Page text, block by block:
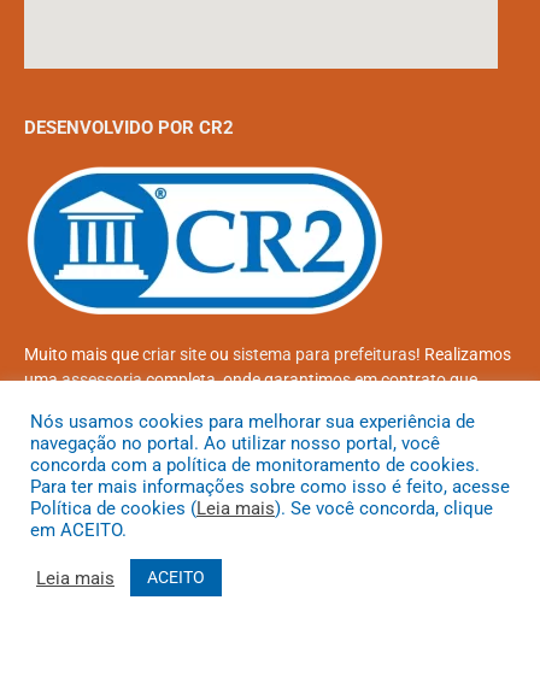
DESENVOLVIDO POR CR2
Muito mais quecriar siteou sistema para prefeituras! Realizamos
umaassessoriacompleta, onde garantimos em contrato que
atendidas.
Conheça oPNTPe oRadar da Transparência Pública
Todos os direitos reservados a Prefeitura Municipal de Coroatá
Nós usamos cookies para melhorar sua experiência de
navegação no portal. Ao utilizar nosso portal, você
concorda com a política de monitoramento de cookies.
Para ter mais informações sobre como isso é feito, acesse
Política de cookies (Leia mais). Se você concorda, clique
em ACEITO.
Leia mais ACEITO